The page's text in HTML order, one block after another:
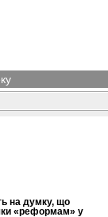
на думку, що
«реформам» у